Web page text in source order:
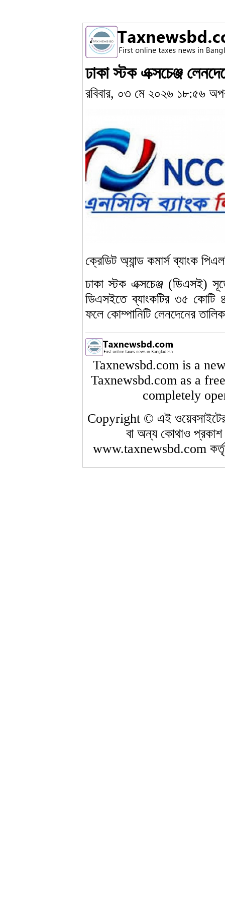
ঢাকা স্টক এক্সচেঞ্জ
রবিবার, ০৩ মে ২০২৬ ১৮:৫৬
ক্রেডিট অ্যান্ড কমার্স ব্যাংক
ঢাকা স্টক এক্সচেঞ্জ (ডিএসই)
ডিএসইতে ব্যাংকটির ৩৫ কোটি
ফলে কোম্পানিটি লেনদেনের
Taxnewsbd.com is a
Taxnewsbd.com as a
completely
Copyright © এই ওয়েবসাইটের
বা অন্য কোথাও
www.taxnewsbd.com